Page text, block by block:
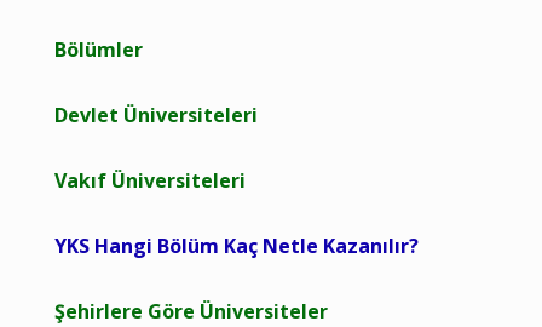
Bölümler
Devlet Üniversiteleri
Vakıf Üniversiteleri
YKS Hangi Bölüm Kaç Netle Kazanılır?
Şehirlere Göre Üniversiteler